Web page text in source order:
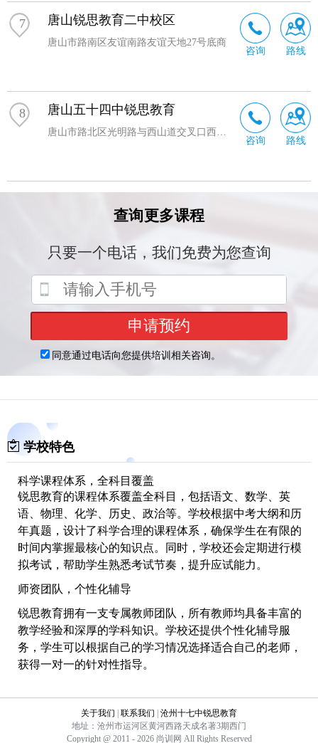
7 唐山锐思教育二中校区
唐山市路南区友谊南路友谊天地27号底商
咨询 路线
8 唐山五十四中锐思教育
咨询 路线
学校特色
科学课程体系，全科目覆盖
锐思教育的课程体系覆盖全科目，包括语文、数学、英
语、物理、化学、历史、政治等。学校根据中考大纲和历
年真题，设计了科学合理的课程体系，确保学生在有限的
时间内掌握最核心的知识点。同时，学校还会定期进行模
拟考试，帮助学生熟悉考试节奏，提升应试能力。
师资团队，个性化辅导
锐思教育拥有一支专属教师团队，所有教师均具备丰富的
教学经验和深厚的学科知识。学校还提供个性化辅导服
务，学生可以根据自己的学习情况选择适合自己的老师，
获得一对一的针对性指导。
关于我们 | 联系我们 | 沧州十七中锐思教育
地址：沧州市运河区黄河西路天成名著3期西门
Copyright @ 2011 - 2026 尚训网 All Rights Reserved